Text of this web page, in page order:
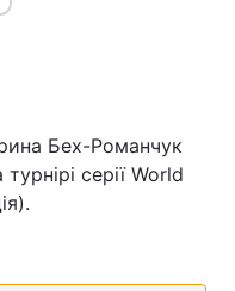
Бех-Романчук
серії World